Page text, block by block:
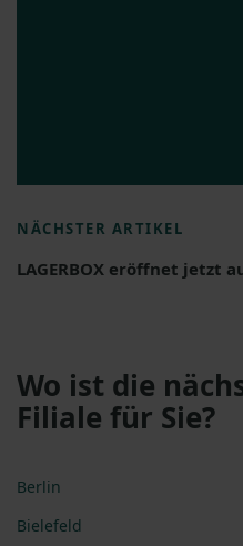
NÄCHSTER ARTIKEL
LAGERBOX eröffnet jetzt
Wo ist die
Filiale für Sie?
Berlin
Bielefeld